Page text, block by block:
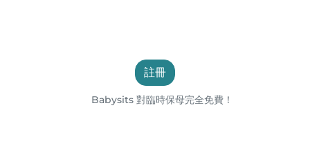
註冊
Babysits 對臨時保母完全免費！